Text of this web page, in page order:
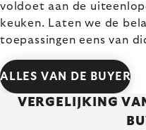
voldoet aan de
keuken. Laten we de
toepassingen eens van
ALLES VAN DE BUYER
VERGELIJKING